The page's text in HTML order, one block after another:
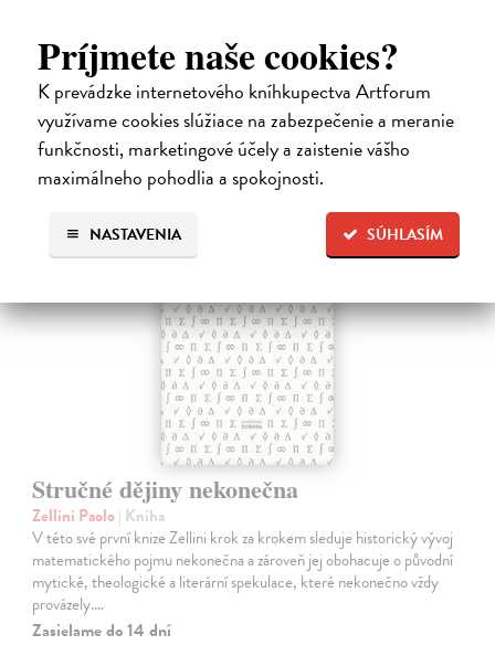
Príjmete naše cookies?
K prevádzke internetového kníhkupectva Artforum
využívame cookies slúžiace na zabezpečenie a meranie
funkčnosti, marketingové účely a zaistenie vášho
maximálneho pohodlia a spokojnosti.
SÚHLASÍM
NASTAVENIA
Od…
Na sklade ?
5,94 €
6,60 € ?
novinka
Stručné dějiny nekonečna
Zellini Paolo| Kniha
V této své první knize Zellini krok za krokem sleduje historický vývoj
matematického pojmu nekonečna a zároveň jej obohacuje o původní
mytické, theologické a literární spekulace, které nekonečno vždy
provázely.…
Zasielame do 14 dní